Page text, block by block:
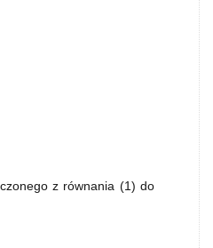
z równania (1) do